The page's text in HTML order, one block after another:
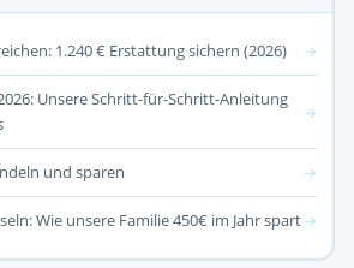
1.240 € Erstattung sichern (2026) →
Unsere Schritt-für-Schritt-Anleitung
→
und sparen →
Wie unsere Familie 450€ im Jahr spart →